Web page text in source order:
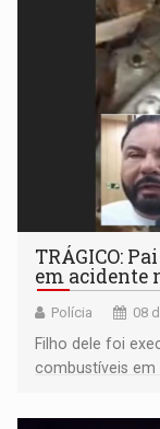
TRÁGICO:
em acidente
Polícia 08
Filho dele foi
combustíveis em